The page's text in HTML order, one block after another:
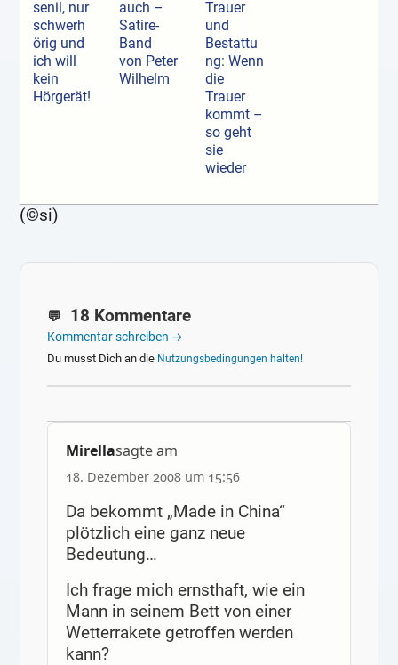
senil, nur
schwerh
örig und
ich will
kein
Hörgerät!
auch –
Satire-
Band
von Peter
Wilhelm
Trauer
und
Bestattu
ng: Wenn
die
Trauer
kommt –
so geht
sie
wieder
(©si)
18 Kommentare
Kommentar schreiben →
Du musst Dich an die Nutzungsbedingungen halten!
Mirellasagte am
18. Dezember 2008 um 15:56
Da bekommt „Made in China“
plötzlich eine ganz neue
Bedeutung…
Ich frage mich ernsthaft, wie ein
Mann in seinem Bett von einer
Wetterrakete getroffen werden
kann?